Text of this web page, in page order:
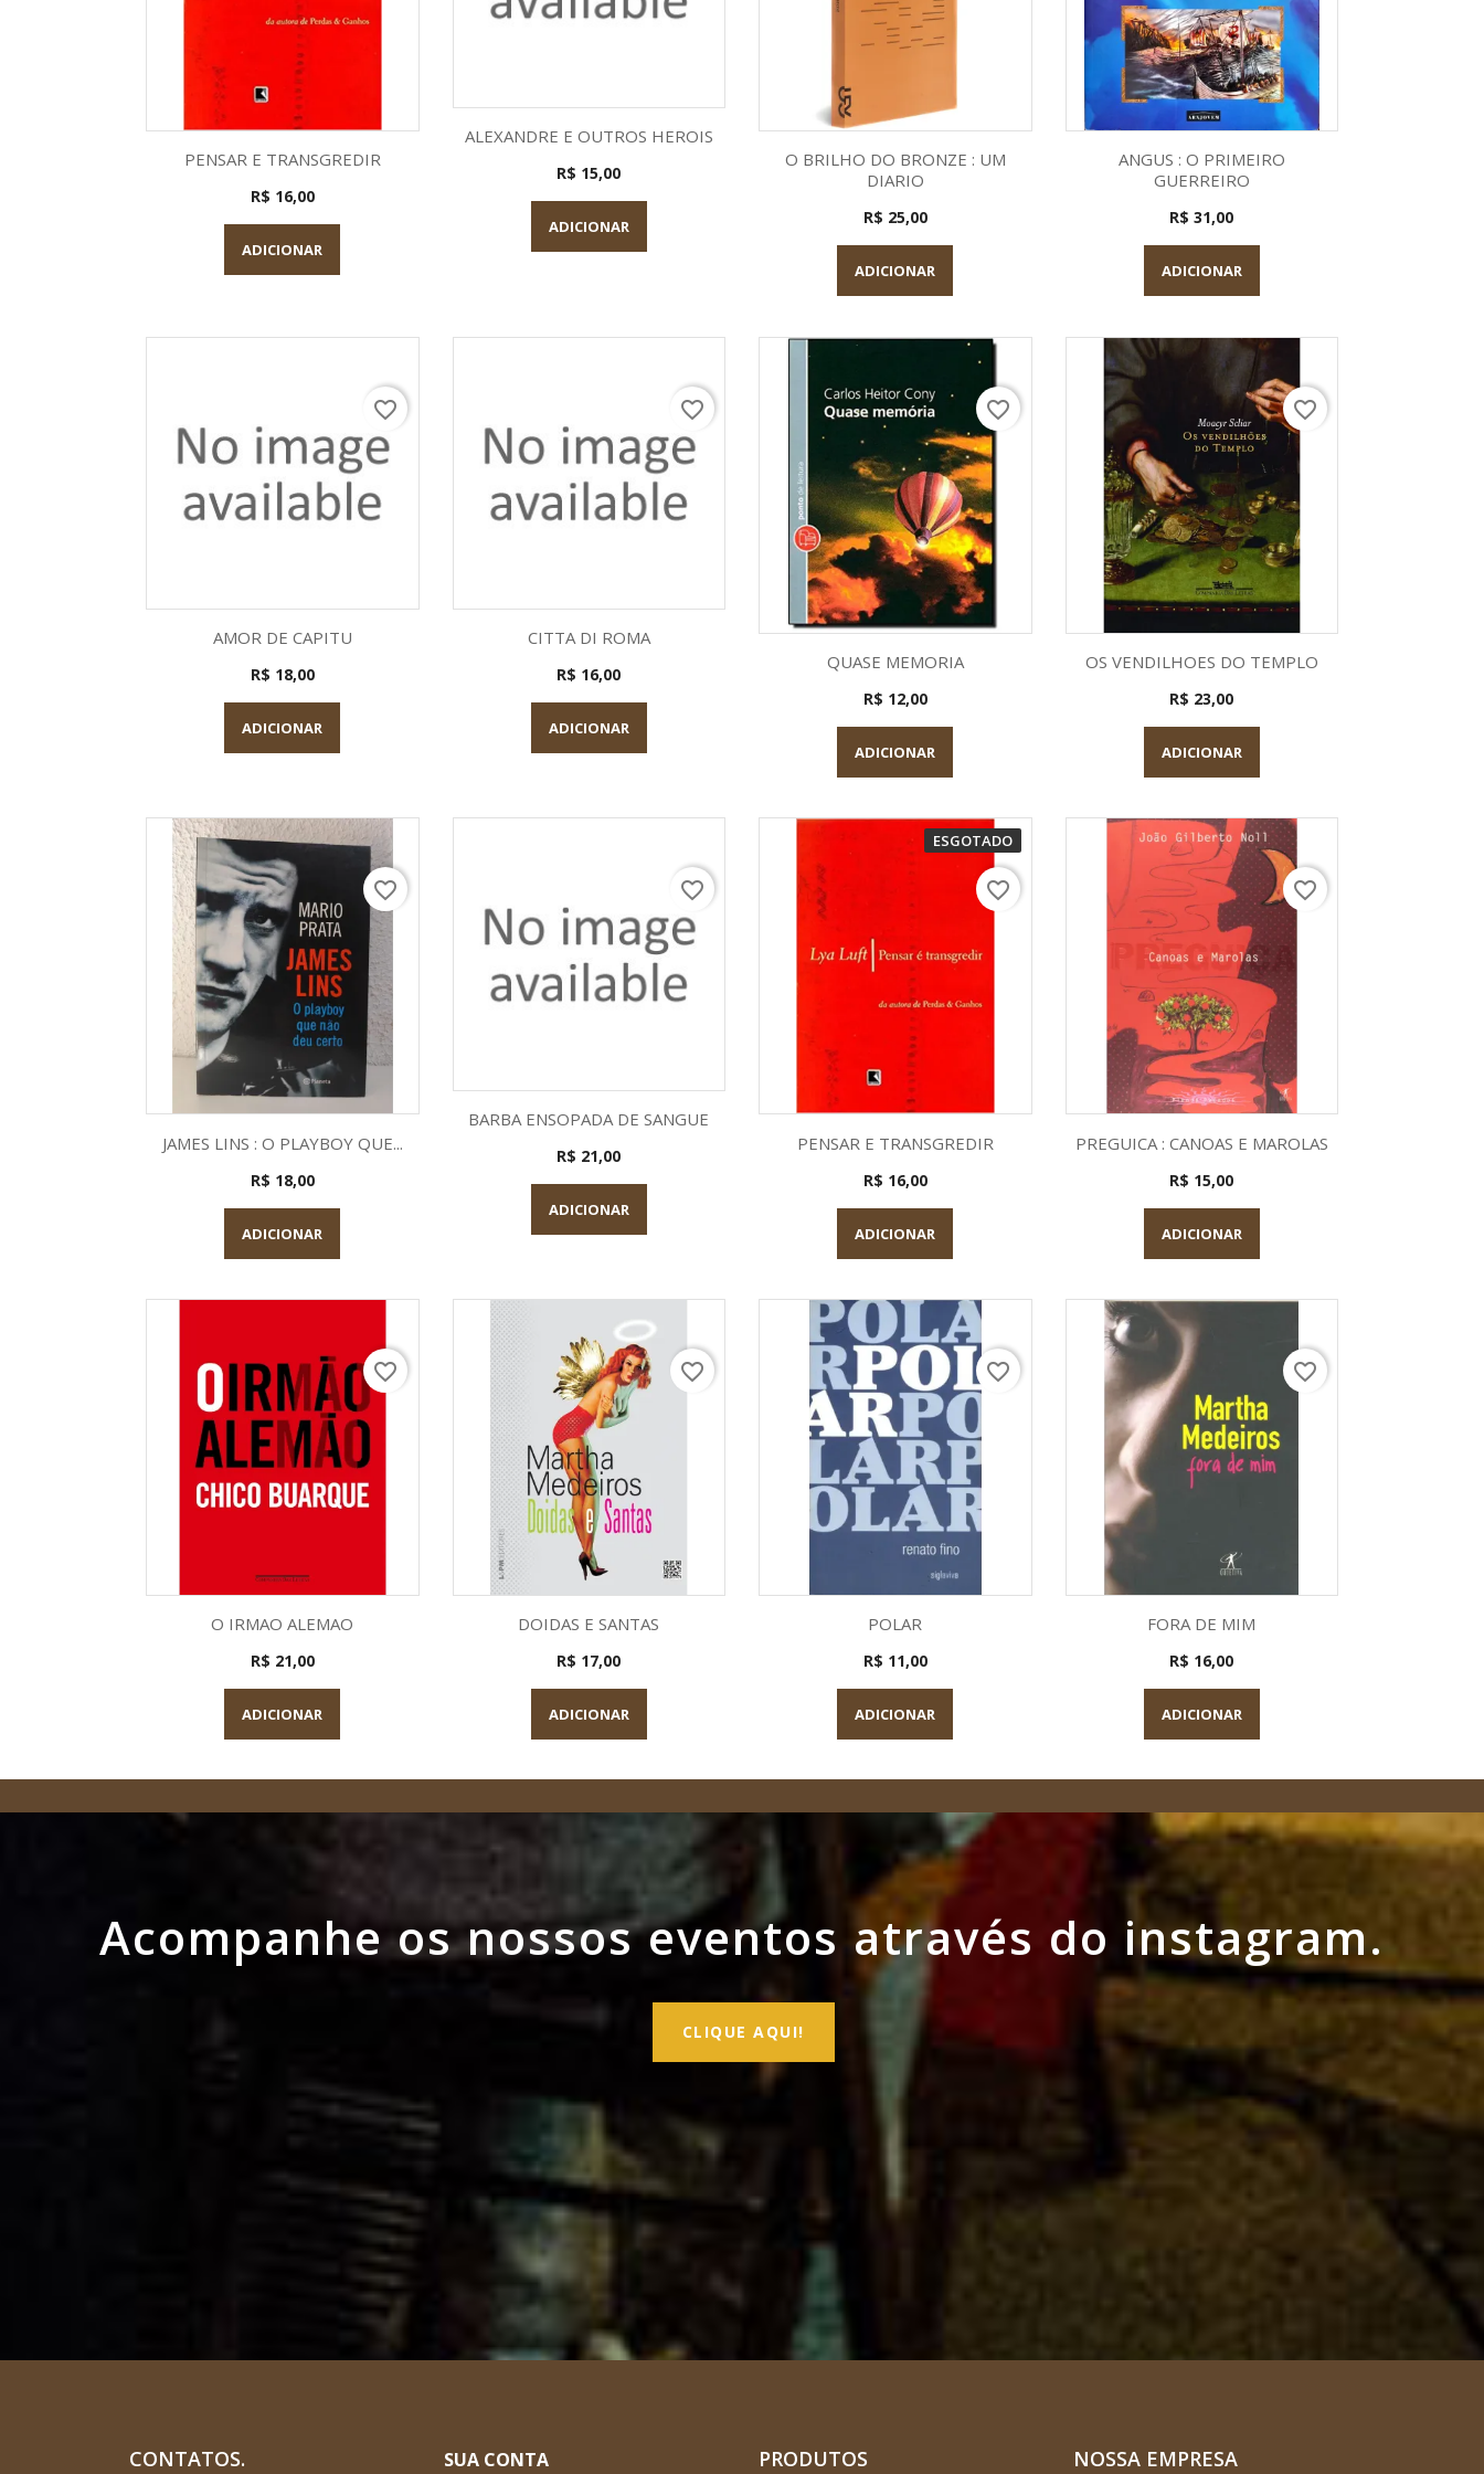
Visualização rápida
PENSAR E TRANSGREDIR
R$ 16,00
ADICIONAR
Visualização rápida
ALEXANDRE E OUTROS HEROIS
R$ 15,00
ADICIONAR
Visualização rápida
O BRILHO DO BRONZE : UM
DIARIO
R$ 25,00
ADICIONAR
Visualização rápida
ANGUS : O PRIMEIRO
GUERREIRO
R$ 31,00
ADICIONAR
Visualização rápida
AMOR DE CAPITU
R$ 18,00
ADICIONAR
favorite_border
Visualização rápida
CITTA DI ROMA
R$ 16,00
ADICIONAR
favorite_border
Visualização rápida
QUASE MEMORIA
R$ 12,00
ADICIONAR
favorite_border
Visualização rápida
OS VENDILHOES DO TEMPLO
R$ 23,00
ADICIONAR
favorite_border
 Visualização rápida
JAMES LINS : O PLAYBOY QUE...
R$ 18,00
ADICIONAR
favorite_border
 Visualização rápida
BARBA ENSOPADA DE SANGUE
R$ 21,00
ADICIONAR
favorite_border
Visualização rápida
PENSAR E TRANSGREDIR
R$ 16,00
ADICIONAR
ESGOTADO
favorite_border
Visualização rápida
PREGUICA : CANOAS E MAROLAS
R$ 15,00
ADICIONAR
favorite_border
Visualização rápida
O IRMAO ALEMAO
R$ 21,00
ADICIONAR
favorite_border
Visualização rápida
DOIDAS E SANTAS
R$ 17,00
ADICIONAR
favorite_border
Visualização rápida
POLAR
R$ 11,00
ADICIONAR
favorite_border
Visualização rápida
FORA DE MIM
R$ 16,00
ADICIONAR
favorite_border
Acompanhe os nossos eventos através do instagram.
CLIQUE AQUI!
CONTATOS. SUA CONTA PRODUTOS NOSSA EMPRESA